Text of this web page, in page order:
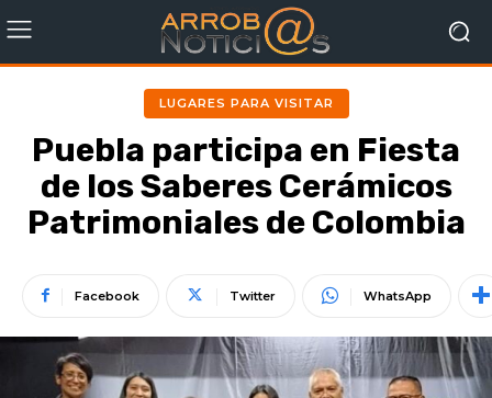
LUGARES PARA VISITAR
Puebla participa en Fiesta
de los Saberes Cerámicos
Patrimoniales de Colombia
Facebook Twitter WhatsApp